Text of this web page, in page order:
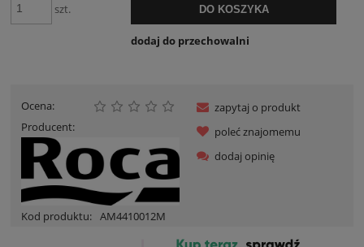
szt. DO KOSZYKA
dodaj do przechowalni
Ocena:
Producent:
Kod produktu: AM4410012M
zapytaj o produkt
poleć znajomemu
dodaj opinię